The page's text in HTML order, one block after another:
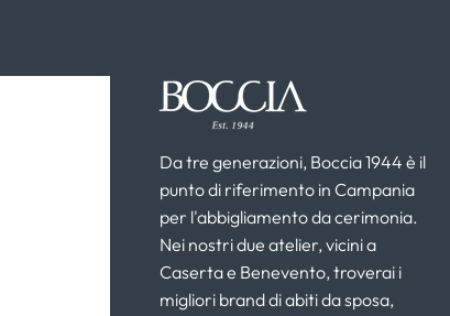
Da tre generazioni, Boccia 1944 è il
punto di riferimento in Campania
per l'abbigliamento da cerimonia.
Nei nostri due atelier, vicini a
Caserta e Benevento, troverai i
migliori brand di abiti da sposa,